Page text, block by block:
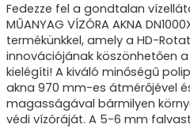
Fedezze fel a gondtalan
MŰANYAG VÍZÓRA AKNA
termékünkkel, amely a HD-
innovációjának köszönhetően
kielégíti! A kiváló minőségű
akna 970 mm-es átmérőjével
magasságával bármilyen
védi vízóráját. A 5-6 mm